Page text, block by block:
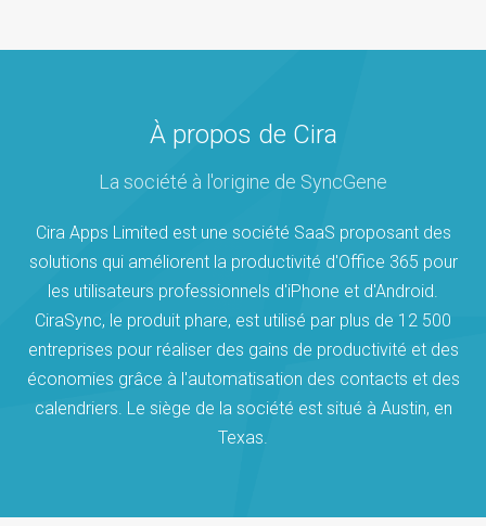
À propos de Cira
La société à l'origine de SyncGene
Cira Apps Limited est une société SaaS proposant des
solutions qui améliorent la productivité d'Office 365 pour
les utilisateurs professionnels d'iPhone et d'Android.
CiraSync, le produit phare, est utilisé par plus de 12 500
entreprises pour réaliser des gains de productivité et des
économies grâce à l'automatisation des contacts et des
calendriers. Le siège de la société est situé à Austin, en
Texas.